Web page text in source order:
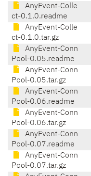
AnyEvent-Colle
ct-0.1.0.readme
AnyEvent-Colle
ct-0.1.0.tar.gz
AnyEvent-Conn
Pool-0.05.readme
AnyEvent-Conn
Pool-0.05.tar.gz
AnyEvent-Conn
Pool-0.06.readme
AnyEvent-Conn
Pool-0.06.tar.gz
AnyEvent-Conn
Pool-0.07.readme
AnyEvent-Conn
Pool-0.07.tar.gz